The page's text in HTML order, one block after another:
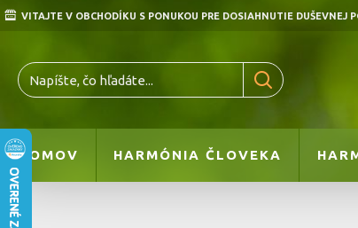
VITAJTE V OBCHODÍKU S PONUKOU PRE DOSIAHNUTIE DUŠEVNEJ
DOMOV HARMÓNIA ČLOVEKA